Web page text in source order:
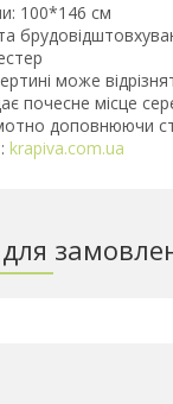
100*146 см
може
почесне місце
доповнюючи
krapiva.com.ua